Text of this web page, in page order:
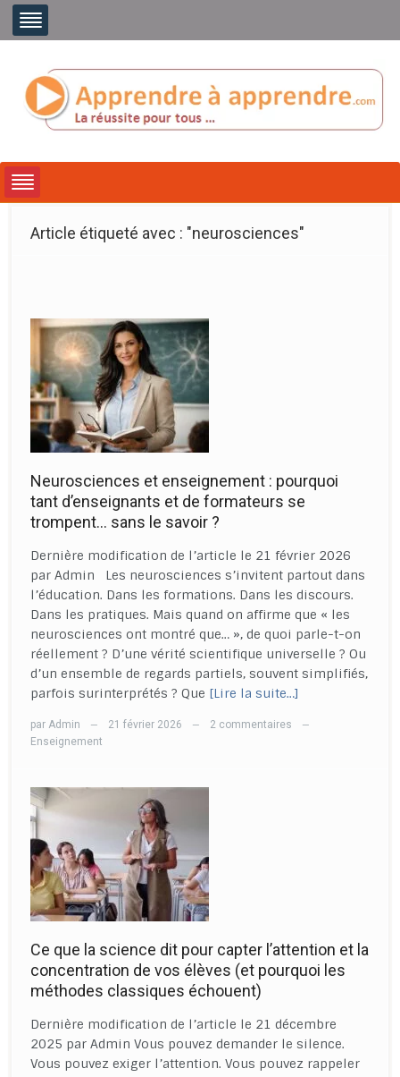
Article étiqueté avec : "neurosciences"
Neurosciences et enseignement : pourquoi
tant d’enseignants et de formateurs se
trompent… sans le savoir ?
Dernière modification de l’article le 21 février 2026
par Admin Les neurosciences s’invitent partout dans
l’éducation. Dans les formations. Dans les discours.
Dans les pratiques. Mais quand on affirme que « les
neurosciences ont montré que… », de quoi parle-t-on
réellement ? D’une vérité scientifique universelle ? Ou
d’un ensemble de regards partiels, souvent simplifiés,
parfois surinterprétés ? Que [Lire la suite…]
par Admin — 21 février 2026 — 2 commentaires —
Enseignement
Ce que la science dit pour capter l’attention et la
concentration de vos élèves (et pourquoi les
méthodes classiques échouent)
Dernière modification de l’article le 21 décembre
2025 par Admin Vous pouvez demander le silence.
Vous pouvez exiger l’attention. Vous pouvez rappeler